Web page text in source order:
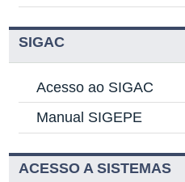
SIGAC
Acesso ao SIGAC
Manual SIGEPE
ACESSO A SISTEMAS